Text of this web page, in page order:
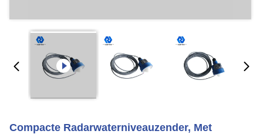
Compacte Radarwaterniveauzender, Met